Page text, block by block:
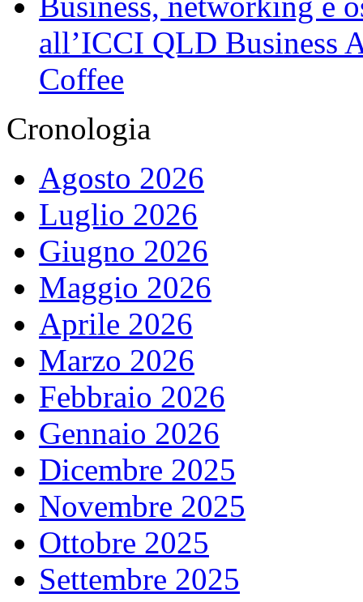
all’ICCI QLD Business
Coffee
Cronologia
Agosto 2026
Luglio 2026
Giugno 2026
Maggio 2026
Aprile 2026
Marzo 2026
Febbraio 2026
Gennaio 2026
Dicembre 2025
Novembre 2025
Ottobre 2025
Settembre 2025